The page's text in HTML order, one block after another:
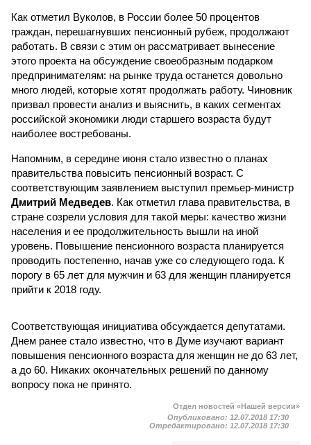
Как отметил Вуколов, в России более 50 процентов
граждан, перешагнувших пенсионный рубеж, продолжают
работать. В связи с этим он рассматривает вынесение
этого проекта на обсуждение своеобразным подарком
предпринимателям: на рынке труда останется довольно
много людей, которые хотят продолжать работу. Чиновник
призвал провести анализ и выяснить, в каких сегментах
российской экономики люди старшего возраста будут
наиболее востребованы.
Напомним, в середине июня стало известно о планах
правительства повысить пенсионный возраст. С
соответствующим заявлением выступил премьер-министр
Дмитрий Медведев. Как отметил глава правительства, в
стране созрели условия для такой меры: качество жизни
населения и ее продолжительность вышли на иной
уровень. Повышение пенсионного возраста планируется
проводить постепенно, начав уже со следующего года. К
порогу в 65 лет для мужчин и 63 для женщин планируется
прийти к 2018 году.
Соответствующая инициатива обсуждается депутатами.
Днем ранее стало известно, что в Думе изучают вариант
повышения пенсионного возраста для женщин не до 63 лет,
а до 60. Никаких окончательных решений по данному
вопросу пока не принято.
Отдел новостей «Нашей версии»
Опубликовано: 12.07.2018 17:30
Отредактировано: 12.07.2018 17:30